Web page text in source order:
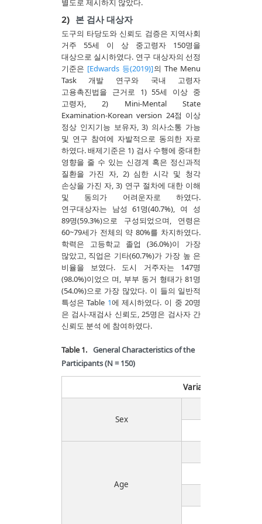
별도로 제시하지 않았다.
2) 본 검사 대상자
도구의 타당도와 신뢰도 검증은 지역사회
거주 55세 이 상 중고령자 150명을
대상으로 실시하였다. 연구 대상자의 선정
기준은 [Edwards 등(2019)]의 The Menu
Task 개발 연구와 국내 고령자
고용촉진법을 근거로 1) 55세 이상 중
고령자, 2) Mini-Mental State
Examination-Korean version 24점 이상
정상 인지기능 보유자, 3) 의사소통 가능
및 연구 참여에 자발적으로 동의한 자로
하였다. 배제기준은 1) 검사 수행에 중대한
영향을 줄 수 있는 신경계 혹은 정신과적
질환을 가진 자, 2) 심한 시각 및 청각
손상을 가진 자, 3) 연구 절차에 대한 이해
및 동의가 어려운자로 하였다.
연구대상자는 남성 61명(40.7%), 여 성
89명(59.3%)으로 구성되었으며, 연령은
60~79세가 전체의 약 80%를 차지하였다.
학력은 고등학교 졸업 (36.0%)이 가장
많았고, 직업은 기타(60.7%)가 가장 높 은
비율을 보였다. 도시 거주자는 147명
(98.0%)이었으 며, 부부 동거 형태가 81명
(54.0%)으로 가장 많았다. 이 들의 일반적
특성은 Table 1에 제시하였다. 이 중 20명
은 검사-재검사 신뢰도, 25명은 검사자 간
신뢰도 분석 에 참여하였다.
Table 1. General Characteristics of the
Participants (N = 150)
Variable
Sex
Age